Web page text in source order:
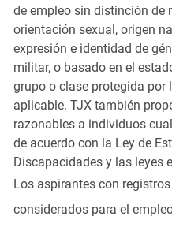
de empleo sin distinción de
orientación sexual, origen
expresión e identidad de
militar, o basado en el
grupo o clase protegida por
aplicable. TJX también
razonables a individuos
de acuerdo con la Ley de
Discapacidades y las leyes
Los aspirantes con
considerados para el